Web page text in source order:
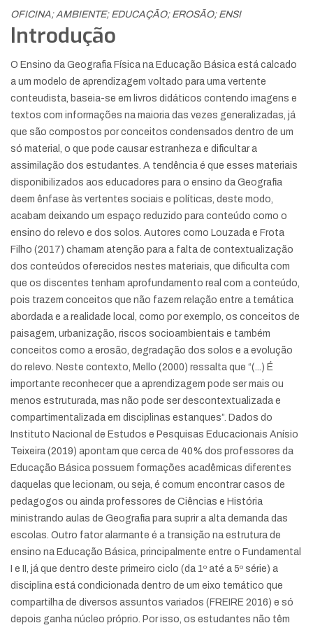
OFICINA; AMBIENTE; EDUCAÇÃO; EROSÃO; ENSI
Introdução
O Ensino da Geografia Física na Educação Básica está calcado
a um modelo de aprendizagem voltado para uma vertente
conteudista, baseia-se em livros didáticos contendo imagens e
textos com informações na maioria das vezes generalizadas, já
que são compostos por conceitos condensados dentro de um
só material, o que pode causar estranheza e dificultar a
assimilação dos estudantes. A tendência é que esses materiais
disponibilizados aos educadores para o ensino da Geografia
deem ênfase às vertentes sociais e políticas, deste modo,
acabam deixando um espaço reduzido para conteúdo como o
ensino do relevo e dos solos. Autores como Louzada e Frota
Filho (2017) chamam atenção para a falta de contextualização
dos conteúdos oferecidos nestes materiais, que dificulta com
que os discentes tenham aprofundamento real com a conteúdo,
pois trazem conceitos que não fazem relação entre a temática
abordada e a realidade local, como por exemplo, os conceitos de
paisagem, urbanização, riscos socioambientais e também
conceitos como a erosão, degradação dos solos e a evolução
do relevo. Neste contexto, Mello (2000) ressalta que “(...) É
importante reconhecer que a aprendizagem pode ser mais ou
menos estruturada, mas não pode ser descontextualizada e
compartimentalizada em disciplinas estanques”. Dados do
Instituto Nacional de Estudos e Pesquisas Educacionais Anísio
Teixeira (2019) apontam que cerca de 40% dos professores da
Educação Básica possuem formações acadêmicas diferentes
daquelas que lecionam, ou seja, é comum encontrar casos de
pedagogos ou ainda professores de Ciências e História
ministrando aulas de Geografia para suprir a alta demanda das
escolas. Outro fator alarmante é a transição na estrutura de
ensino na Educação Básica, principalmente entre o Fundamental
I e II, já que dentro deste primeiro ciclo (da 1º até a 5º série) a
disciplina está condicionada dentro de um eixo temático que
compartilha de diversos assuntos variados (FREIRE 2016) e só
depois ganha núcleo próprio. Por isso, os estudantes não têm